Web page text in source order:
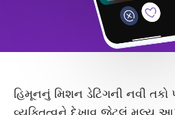
હિમૂનનું મિશન ડેટિંગની નવી